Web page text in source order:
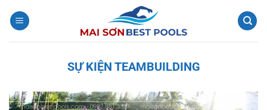
qua
SỰ KIỆN TEAMBUILDING